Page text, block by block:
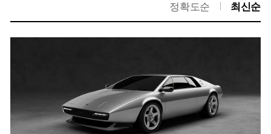
정확도순 최신순